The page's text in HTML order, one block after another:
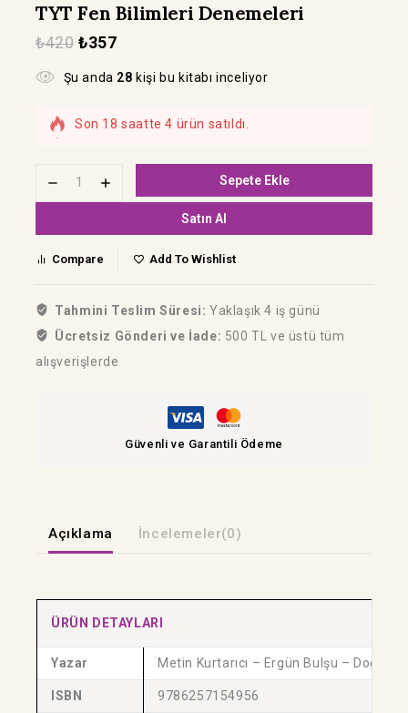
TYT Fen Bilimleri Denemeleri
₺420 ₺357
Şu anda 28 kişi bu kitabı inceliyor
Son 18 saatte 4 ürün satıldı.
Sepete Ekle
Satın Al
Compare Add To Wishlist
Tahmini Teslim Süresi: Yaklaşık 4 iş günü
Ücretsiz Gönderi ve İade: 500 TL ve üstü tüm
alışverişlerde
Güvenli ve Garantili Ödeme
Açıklama İncelemeler(0)
ÜRÜN DETAYLARI
Yazar Metin Kurtarıcı – Ergün Bulşu – Doğan
ISBN 9786257154956